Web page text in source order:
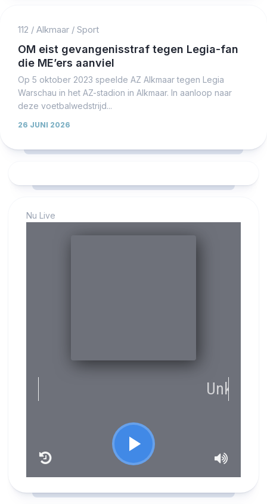
112 / Alkmaar / Sport
OM eist gevangenisstraf tegen Legia-fan
die ME’ers aanviel
Op 5 oktober 2023 speelde AZ Alkmaar tegen Legia
Warschau in het AZ-stadion in Alkmaar. In aanloop naar
deze voetbalwedstrijd...
26 JUNI 2026
Nu Live